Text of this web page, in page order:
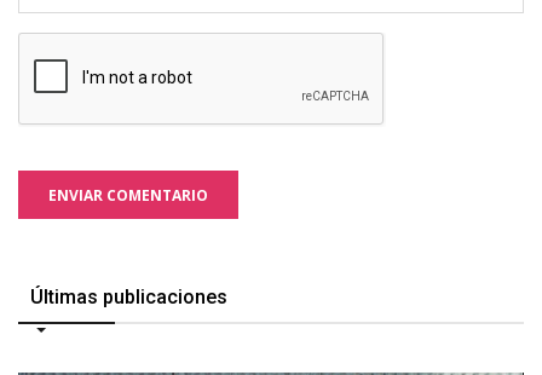
ENVIAR COMENTARIO
Últimas publicaciones